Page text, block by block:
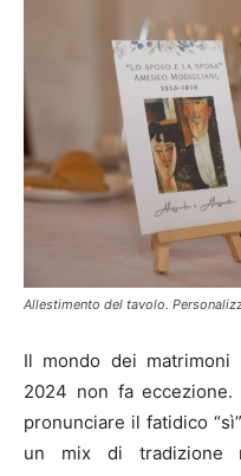
Allestimento del tavolo.
Il mondo dei
2024 non fa
pronunciare il fatidico
un mix di tradizione